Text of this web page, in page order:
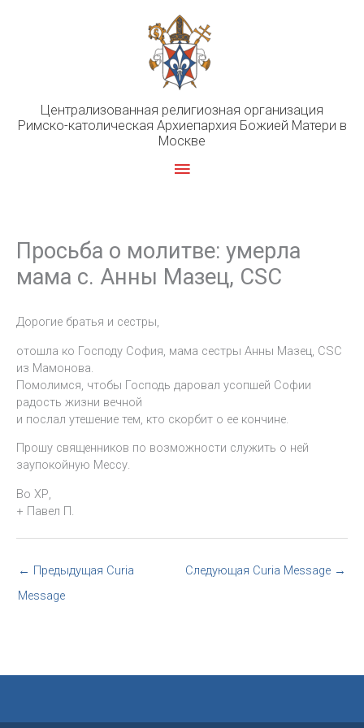
Централизованная религиозная организация
Римско-католическая Архиепархия Божией Матери в
Москве
Главное
Просьба о молитве: умерла
мама с. Анны Мазец, CSC
Дорогие братья и сестры,
отошла ко Господу София, мама сестры Анны Мазец, CSC
из Мамонова.
Помолимся, чтобы Господь даровал усопшей Софии
радость жизни вечной
и послал утешение тем, кто скорбит о ее кончине.
Прошу священников по возможности служить о ней
заупокойную Мессу.
Во ХР,
+ Павел П.
← Предыдущая Curia
Message
Следующая Curia Message →